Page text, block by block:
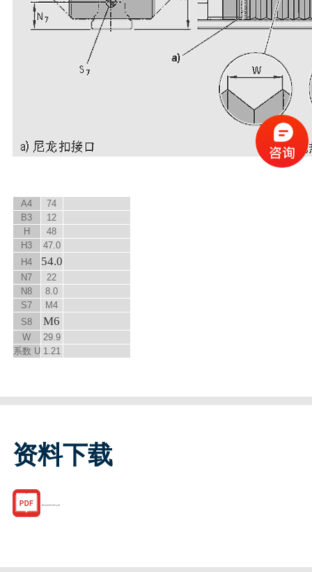
A4
74
B3
12
H
48
H 3
47.0
H4 54.0
N7
22
N8
8.0
S7
M4
S8 M6
W
29.9
系数 U 1.21
资料下载
R162035200.pdf